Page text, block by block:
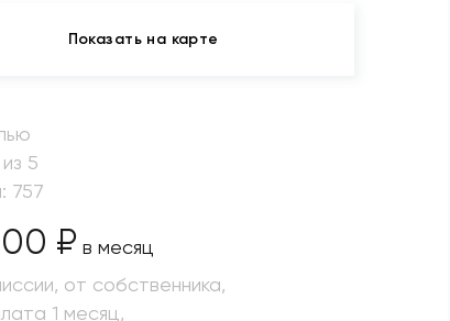
Показать на карте
5
757
₽ в месяц
от собственника,
1 месяц,